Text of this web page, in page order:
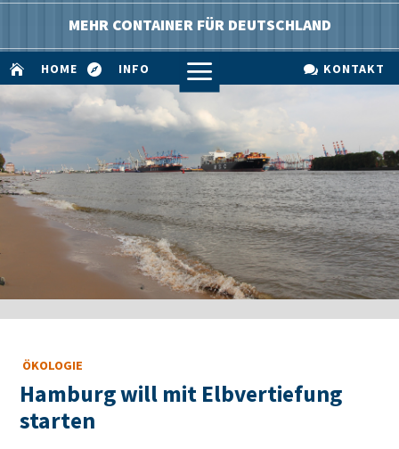
MEHR CONTAINER FÜR DEUTSCHLAND
 HOME  INFO a  KONTAKT
ÖKOLOGIE
Hamburg will mit Elbvertiefung
starten